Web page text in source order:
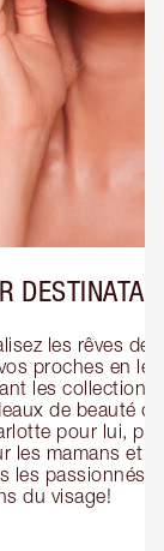
les rêves de
proches en
les collections
de beauté de
pour lui,
les mamans et
les passionnés
du visage!